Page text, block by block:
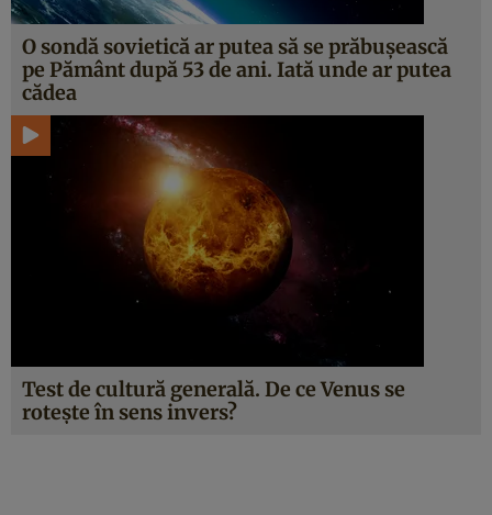
O sondă sovietică ar putea să se prăbușească
pe Pământ după 53 de ani. Iată unde ar putea
cădea
Test de cultură generală. De ce Venus se
rotește în sens invers?